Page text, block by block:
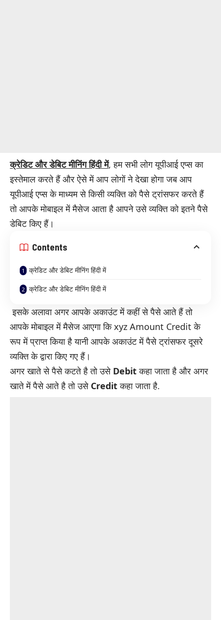
क्रेडिट और डेबिट मीनिंग हिंदी में, हम सभी लोग यूपीआई एप्स का
इस्तेमाल करते हैं और ऐसे में आप लोगों ने देखा होगा जब आप
यूपीआई एप्स के माध्यम से किसी व्यक्ति को पैसे ट्रांसफर करते हैं
तो आपके मोबाइल में मैसेज आता है आपने उसे व्यक्ति को इतने पैसे
डेबिट किए हैं।
Contents
क्रेडिट और डेबिट मीनिंग हिंदी में
क्रेडिट और डेबिट मीनिंग हिंदी में
इसके अलावा अगर आपके अकाउंट में कहीं से पैसे आते हैं तो
आपके मोबाइल में मैसेज आएगा कि xyz Amount Credit के
रूप में प्राप्त किया है यानी आपके अकाउंट में पैसे ट्रांसफर दूसरे
व्यक्ति के द्वारा किए गए हैं।
अगर खाते से पैसे कटते है तो उसे Debitकहा जाता है और अगर
खाते में पैसे आते है तो उसे Creditकहा जाता है.